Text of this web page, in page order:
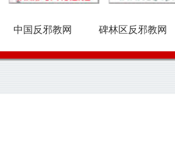
中国反邪教网 碑林区反邪教网